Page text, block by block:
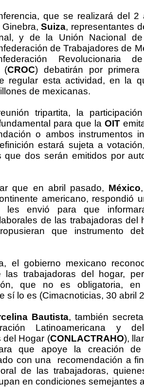
que se realizará del
Ginebra,Suiza, representantes
y de la Unión Nacional de
de Trabajadores de
Revolucionaria
(CROC) debatirán por
regular esta actividad, en la
de mexicanas.
tripartita, la
para que la OIT
o ambos instrumentos
estará sujeta a
que dos serán emitidos por
que en abril pasado, México
americano, respondió
les envió para que
de las trabajadoras del
que instrumento
el gobierno mexicano
las trabajadoras del hogar,
que no es obligatoria,
sí lo es (Cimacnoticias, 30 abril
Bautista, también
Latinoamericana y
del Hogar (CONLACTRAHO),
que apoye la creación
con una recomendación a
de las trabajadoras,
en condiciones semejantes